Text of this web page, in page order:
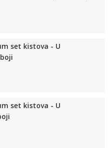
set kistova - U
set kistova - U